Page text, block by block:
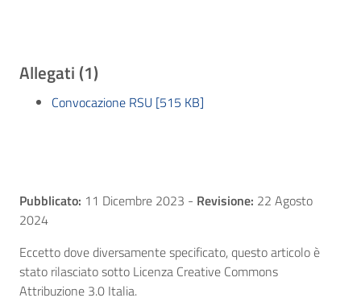
Allegati (1)
Convocazione RSU [515 KB]
Pubblicato: 11 Dicembre 2023 - Revisione: 22 Agosto
2024
Eccetto dove diversamente specificato, questo articolo è
stato rilasciato sotto Licenza Creative Commons
Attribuzione 3.0 Italia.